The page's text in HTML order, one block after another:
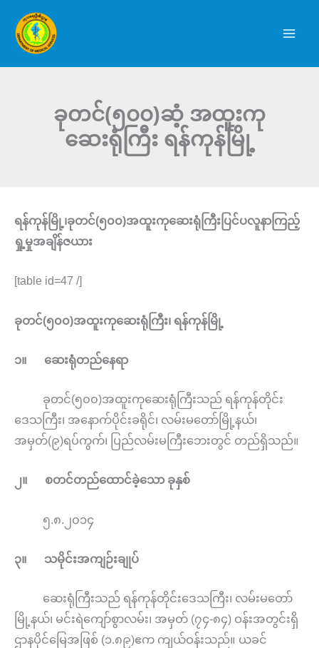
content
ခုတင်(၅၀၀)ဆံ့ အထူးကု
ဆေးရုံကြီး ရန်ကုန်မြို့
ရန်ကုန်မြို့၊ခုတင်(၅၀၀)အထူးကုဆေးရုံကြီးပြင်ပလူနာကြည့်
ရှု့မှုအချိန်ဇယား
[table id=47 /]
ခုတင်(၅၀၀)အထူးကုဆေးရုံကြီး၊ ရန်ကုန်မြို့
၁။ ဆေးရုံတည်နေရာ
ခုတင်(၅၀၀)အထူးကုဆေးရုံကြီးသည် ရန်ကုန်တိုင်း
ဒေသကြီး၊ အနောက်ပိုင်းခရိုင်၊ လမ်းမတော်မြို့နယ်၊
အမှတ်(၉)ရပ်ကွက်၊ ပြည်လမ်းမကြီးဘေးတွင် တည်ရှိသည်။
၂။ စတင်တည်ထောင်ခဲ့သော ခုနှစ်
၅.၈.၂၀၁၄
၃။ သမိုင်းအကျဉ်းချုပ်
ဆေးရုံကြီးသည် ရန်ကုန်တိုင်းဒေသကြီး၊ လမ်းမတော်
မြို့နယ်၊ မင်းရဲကျော်စွာလမ်း၊ အမှတ် (၇၄-၈၄) ဝန်းအတွင်းရှိ
ဌာနပိုင်မြေအဖြစ် (၁.၈၉)ဧက ကျယ်ဝန်းသည်။ ယခင်